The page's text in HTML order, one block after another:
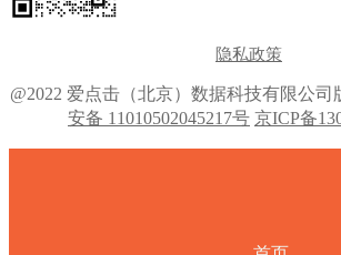
隐私政策
@2022 爱点击（北京）数据科技有限公司
安备 11010502045217号 京ICP备